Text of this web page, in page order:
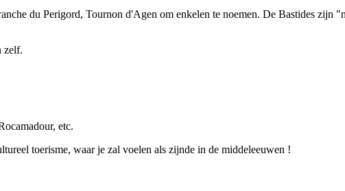
du Perigord, Tournon d'Agen om enkelen te noemen. De Bastides zijn
zelf.
etc.
toerisme, waar je zal voelen als zijnde in de middeleeuwen !